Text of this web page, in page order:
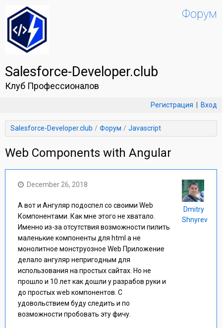
Salesforce-Developer.club
Клуб Профессионалов
Форум
Регистрация Вход
Salesforce-Developer.club Форум Javascript
Web Components with Angular
December 26, 2018
А вот и Ангуляр подоспел со своими Web
Компонентами. Как мне этого не хватало.
Именно из-за отсутствия возможности пилить
маленькие компоненты для html а не
монолитное монструозное Web Приложение
делало ангуляр непригодным для
использования на простых сайтах. Но не
прошло и 10 лет как дошли у разрабов руки и
до простых web компонентов. С
удовольствием буду следить и по
возможности пробовать эту фичу.
Dmitry
Shnyrev